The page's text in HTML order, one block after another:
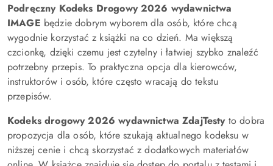
Podręczny Kodeks Drogowy 2026 wydawnictwa
IMAGE będzie dobrym wyborem dla osób, które chcą
wygodnie korzystać z książki na co dzień. Ma większą
czcionkę, dzięki czemu jest czytelny i łatwiej szybko znaleźć
potrzebny przepis. To praktyczna opcja dla kierowców,
instruktorów i osób, które często wracają do tekstu
przepisów.
Kodeks drogowy 2026 wydawnictwa ZdajTestyto dobra
propozycja dla osób, które szukają aktualnego kodeksu w
niższej cenie i chcą skorzystać z dodatkowych materiałów